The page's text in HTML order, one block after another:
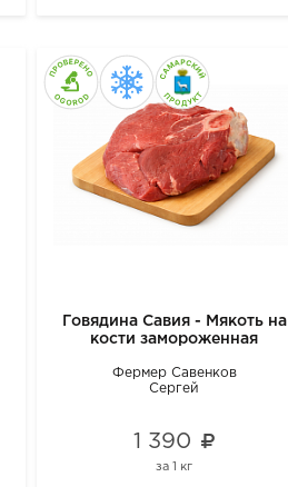
Говядина Савия - Мякоть на
кости замороженная
Фермер Савенков
Сергей
1 390
за1 кг